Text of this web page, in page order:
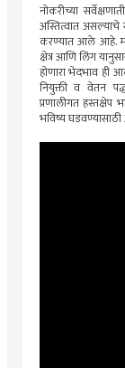
नोकरीच्या
अस्तित्वात असल्याचे
करण्यात आले आहे.
क्षेत्र आणि लिंग
होणारा भेदभाव ही
नियुक्ती व वेतन
प्रणालीगत
भविष्य